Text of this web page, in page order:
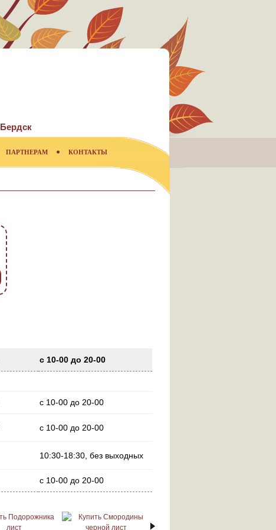
Бердск
ПАРТНЕРАМ КОНТАКТЫ
с 10-00 до 20-00
с 10-00 до 20-00
с 10-00 до 20-00
10:30-18:30, без выходных
с 10-00 до 20-00